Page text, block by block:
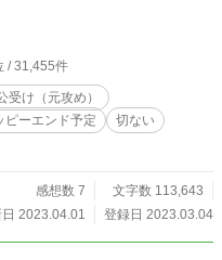
…… 春らしく桜が思い浮かぶよう
済み ⭐︎規格
あり。 ※オメガバース
ています。
/ 31,455件
受け（元攻め）
ピーエンド予定
切ない
感想数 7
文字数 113,643
2023.04.01
登録日 2023.03.04